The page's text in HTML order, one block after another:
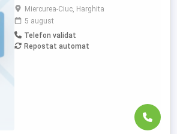
2700 luna net 12.000 km (garantat) Prima
0,06 camion km extra peste 12000 km; +
100 prima la angajare pt. ADR; + 300 prima
pentru 6 luni lucrate; + 300 prima pentru 9
luni lucrate; + 300 prima pentru 12 luni
Miercurea-Ciuc, Harghita
5 august
Telefon validat
Repostat automat